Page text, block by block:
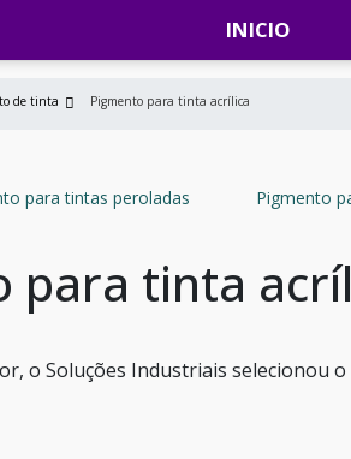
INICIO
de tinta Pigmento para tinta acrílica
para tintas peroladas Pigmento
para tinta
o Soluções Industriais selecionou